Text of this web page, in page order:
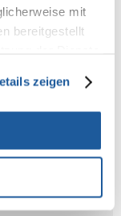
mit
bereitgestellt
zeigen